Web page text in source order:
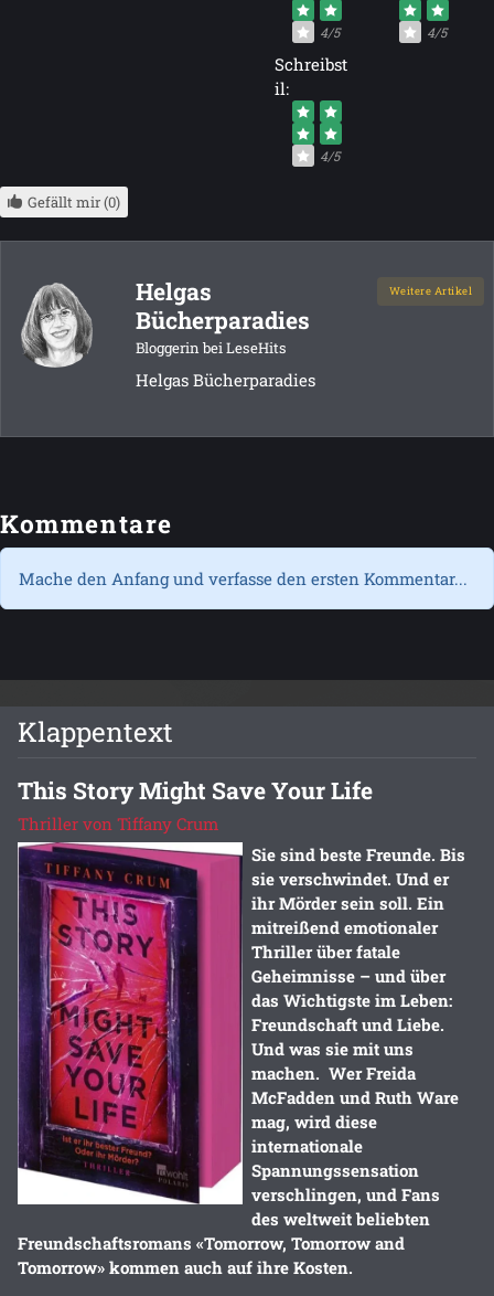
4/5 4/5
Schreibst
il:
4/5
Gefällt mir (0)
Helgas
Bücherparadies
Bloggerin bei LeseHits
Weitere Artikel
Helgas Bücherparadies
Kommentare
Mache den Anfang und verfasse den ersten Kommentar...
Klappentext
This Story Might Save Your Life
Thriller von Tiffany Crum
Sie sind beste Freunde. Bis
sie verschwindet. Und er
ihr Mörder sein soll. Ein
mitreißend emotionaler
Thriller über fatale
Geheimnisse – und über
das Wichtigste im Leben:
Freundschaft und Liebe.
Und was sie mit uns
machen. Wer Freida
McFadden und Ruth Ware
mag, wird diese
internationale
Spannungssensation
verschlingen, und Fans
des weltweit beliebten
Freundschaftsromans «Tomorrow, Tomorrow and
Tomorrow» kommen auch auf ihre Kosten.